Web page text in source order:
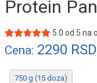
Protein
5.0 od 5 na
Cena: 2290 RSD
750 g (15 doza)